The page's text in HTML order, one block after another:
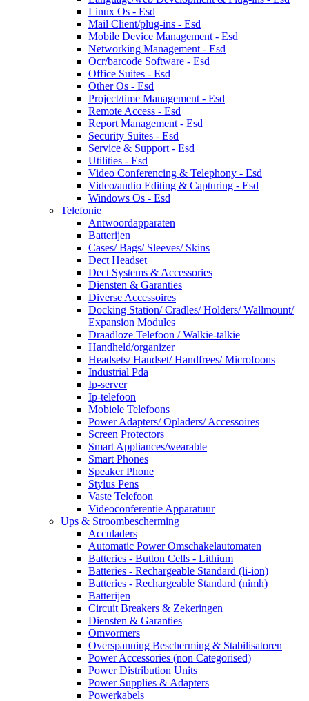
Linux Os - Esd
Mail Client/plug-ins - Esd
Mobile Device Management - Esd
Networking Management - Esd
Ocr/barcode Software - Esd
Office Suites - Esd
Other Os - Esd
Project/time Management - Esd
Remote Access - Esd
Report Management - Esd
Security Suites - Esd
Service & Support - Esd
Utilities - Esd
Video Conferencing & Telephony - Esd
Video/audio Editing & Capturing - Esd
Windows Os - Esd
Telefonie
Antwoordapparaten
Batterijen
Cases/ Bags/ Sleeves/ Skins
Dect Headset
Dect Systems & Accessories
Diensten & Garanties
Diverse Accessoires
Docking Station/ Cradles/ Holders/ Wallmount/
Expansion Modules
Draadloze Telefoon / Walkie-talkie
Handheld/organizer
Headsets/ Handset/ Handfrees/ Microfoons
Industrial Pda
Ip-server
Ip-telefoon
Mobiele Telefoons
Power Adapters/ Opladers/ Accessoires
Screen Protectors
Smart Appliances/wearable
Smart Phones
Speaker Phone
Stylus Pens
Vaste Telefoon
Videoconferentie Apparatuur
Ups & Stroombescherming
Acculaders
Automatic Power Omschakelautomaten
Batteries - Button Cells - Lithium
Batteries - Rechargeable Standard (li-ion)
Batteries - Rechargeable Standard (nimh)
Batterijen
Circuit Breakers & Zekeringen
Diensten & Garanties
Omvormers
Overspanning Bescherming & Stabilisatoren
Power Accessories (non Categorised)
Power Distribution Units
Power Supplies & Adapters
Powerkabels